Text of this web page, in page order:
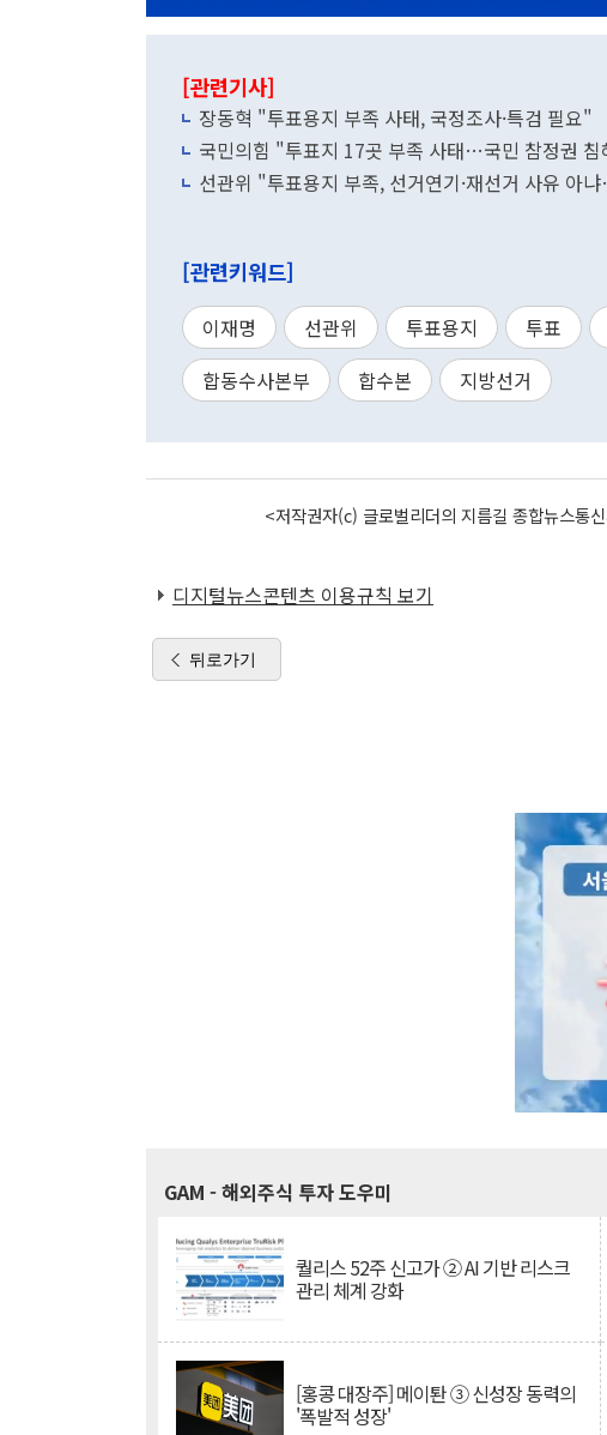
[관련기사]
장동혁 "투표용지 부족 사태, 국정조사·특검 필요"
국민의힘 "투표지 17곳 부족 사태…국민 참정권 침
선관위 "투표용지 부족, 선거연기·재선거 사유 아
[관련키워드]
이재명 선관위 투표용지 투표
합동수사본부
합수본 지방선거
<저작권자(c) 글로벌리더의 지름길 종합뉴스
디지털뉴스콘텐츠 이용규칙 보기
뒤로가기
GAM - 해외주식 투자 도우미
퀄리스 52주 신고가 ② AI 기반 리스크
관리 체계 강화
[홍콩 대장주] 메이퇀 ③ 신성장 동력의
'폭발적 성장'